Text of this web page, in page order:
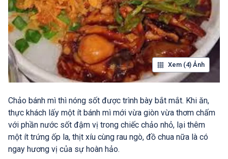
Xem (4) Ảnh
Chảo bánh mì thì nóng sốt được trình bày bắt mắt. Khi ăn,
thực khách lấy một ít bánh mì mới vừa giòn vừa thơm chấm
với phần nước sốt đậm vị trong chiếc chảo nhỏ, lại thêm
một ít trứng ốp la, thịt xíu cùng rau ngò, đồ chua nữa là có
ngay hương vị của sự hoàn hảo.